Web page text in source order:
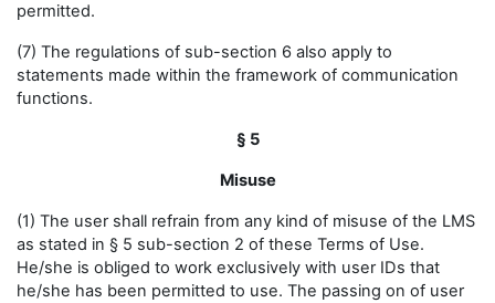
permitted.
(7) The regulations of sub-section 6 also apply to
statements made within the framework of communication
functions.
§ 5
Misuse
(1) The user shall refrain from any kind of misuse of the LMS
as stated in § 5 sub-section 2 of these Terms of Use.
He/she is obliged to work exclusively with user IDs that
he/she has been permitted to use. The passing on of user